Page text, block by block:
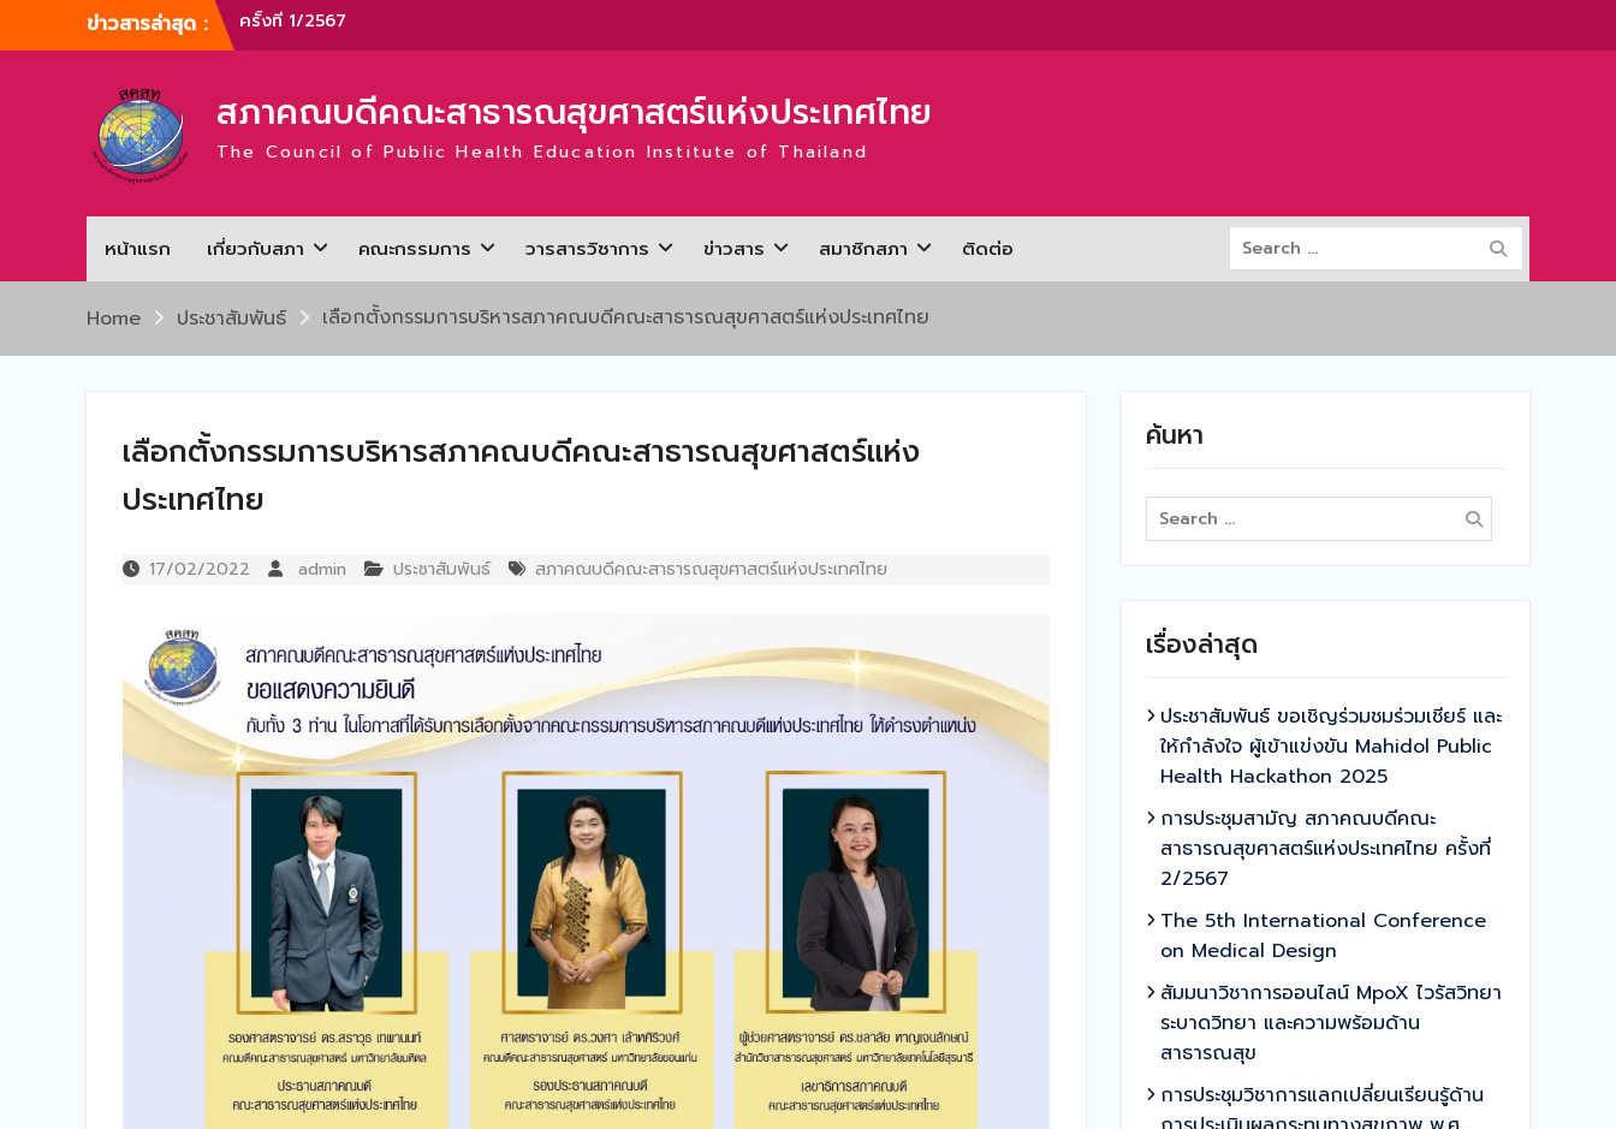
to
ข่าวสารล่าสุด :
การประชุมสามัญประจำปี สภาคณบดีคณะ
สาธารณสุขศาสตร์แห่งประเทศไทย ครั้งที่
ภาพบรรยากาศการประชุมสามัญประจำปี
สภาคณบดีคณะสาธารณสุขศาสตร์แห่ง
ประเทศไทย ครั้งที่ 1/2566
2/2565
การประชุมสามัญ สภาคณบดีคณะ
สาธารณสุขศาสตร์แห่งประเทศไทย ครั้งที่
2/2567
สภาคณบดีคณะสาธารณสุขศาสตร์แห่งประเทศไทย
The Council of Public Health Education Institute of Thailand
หน้าแรก เกี่ยวกับสภา คณะกรรมการ วารสารวิชาการ ข่าวสาร สมาชิกสภา ติดต่อ
Search
for:
Home ประชาสัมพันธ์ เลือกตั้งกรรมการบริหารสภาคณบดีคณะสาธารณสุขศาสตร์แห่งประเทศไทย
เลือกตั้งกรรมการบริหารสภาคณบดีคณะสาธารณสุขศาสตร์แห่ง
ประเทศไทย
17/02/2022 admin ประชาสัมพันธ์ สภาคณบดีคณะสาธารณสุขศาสตร์แห่งประเทศไทย
ค้นหา
Search
for:
เรื่องล่าสุด
ประชาสัมพันธ์ ขอเชิญร่วมชมร่วมเชียร์ และ
ให้กำลังใจ ผู้เข้าแข่งขัน Mahidol Public
Health Hackathon 2025
การประชุมสามัญ สภาคณบดีคณะ
สาธารณสุขศาสตร์แห่งประเทศไทย ครั้งที่
2/2567
The 5th International Conference
on Medical Design
สัมมนาวิชาการออนไลน์ MpoX ไวรัสวิทยา
ระบาดวิทยา และความพร้อมด้าน
สาธารณสุข
การประชุมวิชาการแลกเปลี่ยนเรียนรู้ด้าน